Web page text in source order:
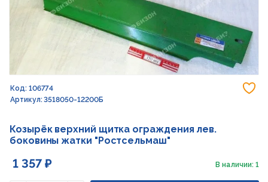
Код: 106774
Артикул: 3518050-12200Б
Козырёк верхний щитка ограждения лев.
боковины жатки "Ростсельмаш"
1 357 ₽ В наличии: 1